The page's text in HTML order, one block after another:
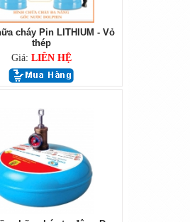
cháy Pin LITHIUM - Vỏ
thép
Giá: LIÊN HỆ